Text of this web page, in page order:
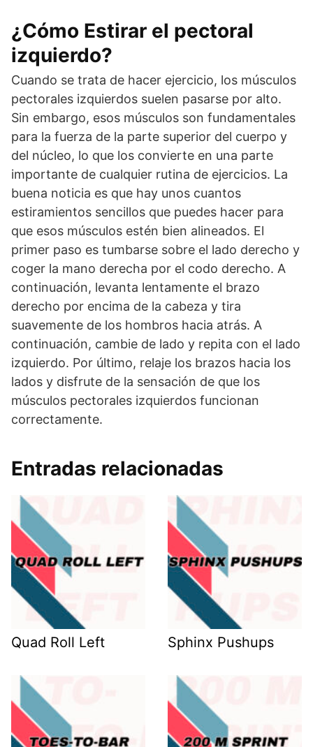
¿Cómo Estirar el pectoral
izquierdo?
Cuando se trata de hacer ejercicio, los músculos
pectorales izquierdos suelen pasarse por alto.
Sin embargo, esos músculos son fundamentales
para la fuerza de la parte superior del cuerpo y
del núcleo, lo que los convierte en una parte
importante de cualquier rutina de ejercicios. La
buena noticia es que hay unos cuantos
estiramientos sencillos que puedes hacer para
que esos músculos estén bien alineados. El
primer paso es tumbarse sobre el lado derecho y
coger la mano derecha por el codo derecho. A
continuación, levanta lentamente el brazo
derecho por encima de la cabeza y tira
suavemente de los hombros hacia atrás. A
continuación, cambie de lado y repita con el lado
izquierdo. Por último, relaje los brazos hacia los
lados y disfrute de la sensación de que los
músculos pectorales izquierdos funcionan
correctamente.
Entradas relacionadas
Quad Roll Left Sphinx Pushups